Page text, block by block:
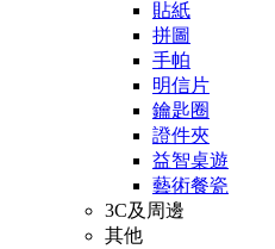
貼紙
拼圖
手帕
明信片
鑰匙圈
證件夾
益智桌遊
藝術餐瓷
3C及周邊
其他